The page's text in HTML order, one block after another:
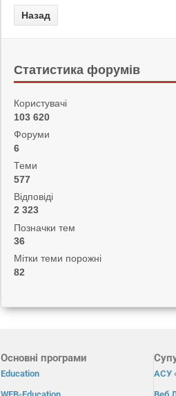
Статистика форумів
Користувачі
103 620
Форуми
6
Теми
577
Відповіді
2 323
Позначки тем
36
Мітки теми порожні
82
Основні програми
Education
АСУ